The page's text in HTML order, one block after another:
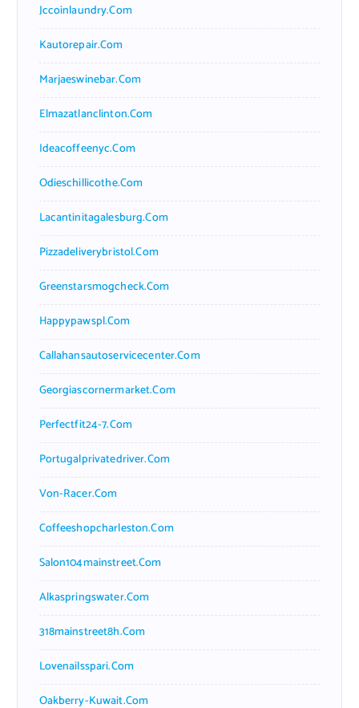
Jccoinlaundry.com
Kautorepair.com
Marjaeswinebar.com
Elmazatlanclinton.com
Ideacoffeenyc.com
Odieschillicothe.com
Lacantinitagalesburg.com
Pizzadeliverybristol.com
Greenstarsmogcheck.com
Happypawspl.com
Callahansautoservicecenter.com
Georgiascornermarket.com
Perfectfit24-7.com
Portugalprivatedriver.com
Von-Racer.com
Coffeeshopcharleston.com
Salon104mainstreet.com
Alkaspringswater.com
318mainstreet8h.com
Lovenailsspari.com
Oakberry-Kuwait.com